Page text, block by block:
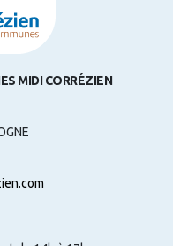
MIDI CORRÉZIEN